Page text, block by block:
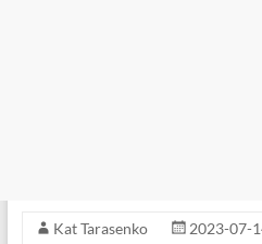
Kat Tarasenko 2023-07-